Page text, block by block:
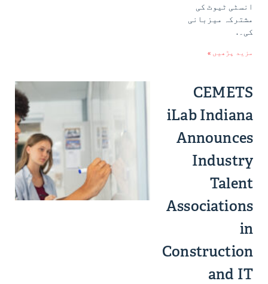
انسٹی ٹیوٹ کی
مشترکہ میزبانی
کی۔.
مزید پڑھیں »
CEMETS
iLab Indiana
Announces
Industry
Talent
Associations
in
Construction
and IT